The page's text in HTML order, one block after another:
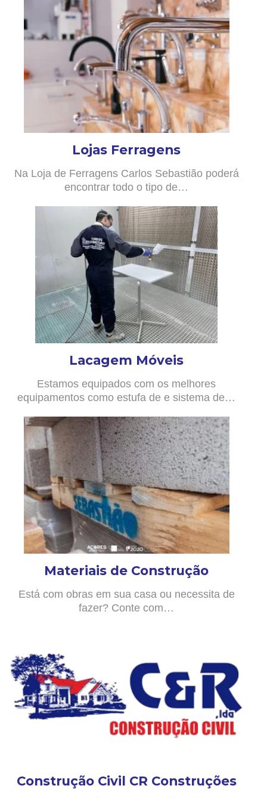
Lojas Ferragens
Na Loja de Ferragens Carlos Sebastião poderá
encontrar todo o tipo de…
Lacagem Móveis
Estamos equipados com os melhores
equipamentos como estufa de e sistema de…
Materiais de Construção
Está com obras em sua casa ou necessita de
fazer? Conte com…
Construção Civil CR Construções